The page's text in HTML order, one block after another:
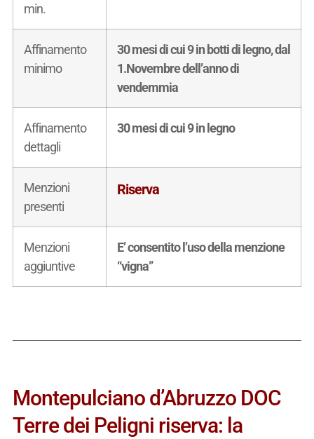
min.
Affinamento
minimo
30 mesi di cui 9 in botti di legno, dal
1.Novembre dell’anno di
vendemmia
Affinamento
dettagli
30 mesi di cui 9 in legno
Menzioni
presenti
Riserva
Menzioni
aggiuntive
E’ consentito l’uso della menzione
“vigna”
Montepulciano d’Abruzzo DOC
Terre dei Peligni riserva: la